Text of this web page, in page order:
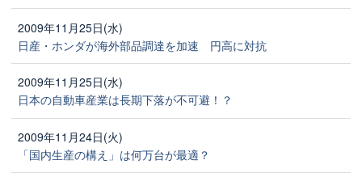
2009年11月25日(水)
日産・ホンダが海外部品調達を加速 円高に対抗
2009年11月25日(水)
日本の自動車産業は長期下落が不可避！？
2009年11月24日(火)
「国内生産の構え」は何万台が最適？